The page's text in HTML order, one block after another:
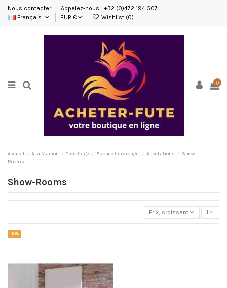
Nous contacter
Appelez-nous : +32 (0)472 194 507
Français
EUR € Wishlist (0)
0
Accueil A la Maison Chauffage Espace Infrarouge Affectations
Show-
Rooms
Show-Rooms
Prix, croissant 1
-10%